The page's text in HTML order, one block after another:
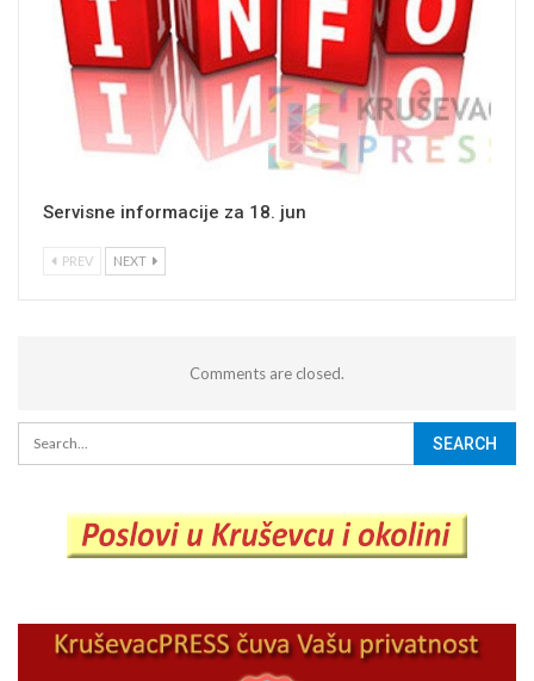
Servisne informacije za 18. jun
PREV NEXT
Comments are closed.